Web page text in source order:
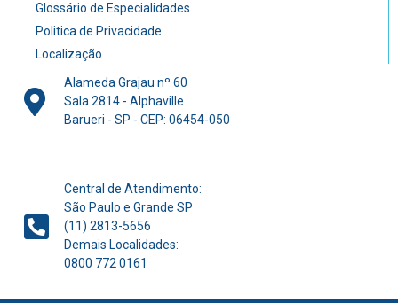
Glossário de Especialidades
Politica de Privacidade
Localização
Alameda Grajau nº 60
Sala 2814 - Alphaville
Barueri - SP - CEP: 06454-050
Central de Atendimento:
São Paulo e Grande SP
(11) 2813-5656
Demais Localidades:
0800 772 0161